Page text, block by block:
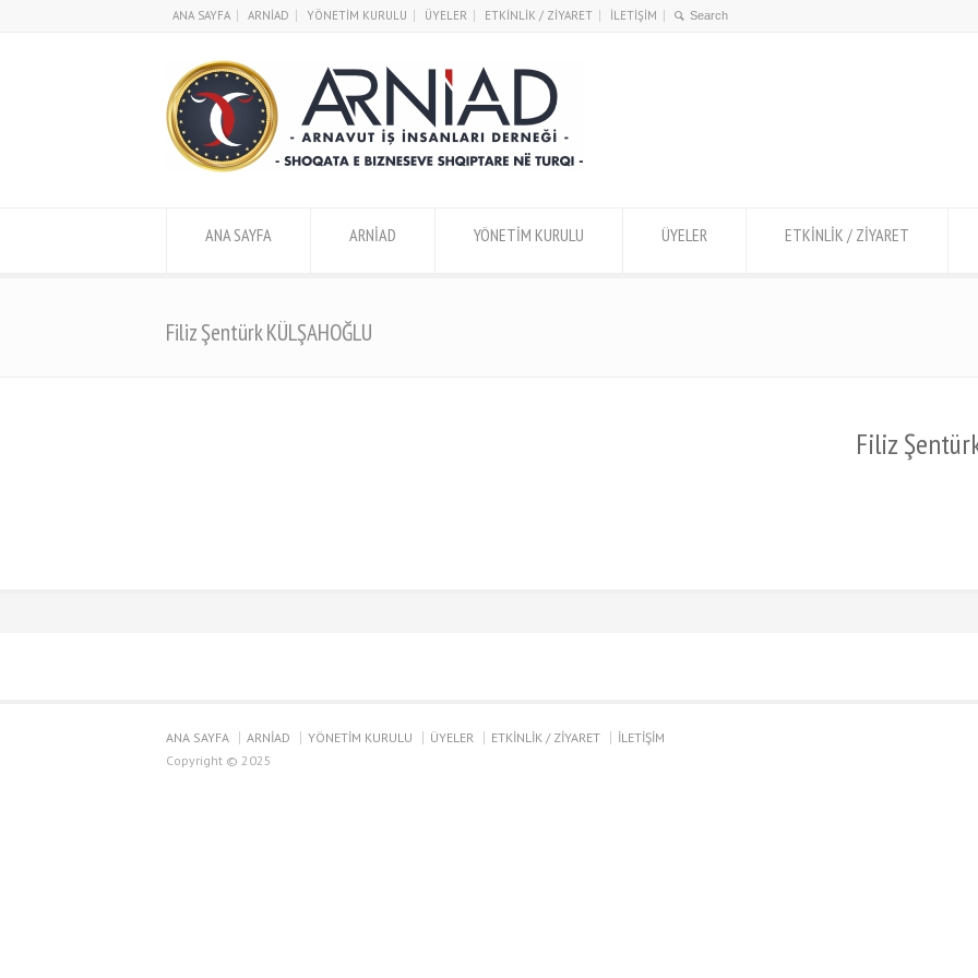
ANA SAYFA ARNİAD YÖNETİM KURULU ÜYELER ETKİNLİK / ZİYARET İLETİŞİM
ANA SAYFA ARNİAD YÖNETİM KURULU ÜYELER ETKİNLİK / ZİYARET
Filiz Şentürk KÜLŞAHOĞLU
Filiz
ANA SAYFA ARNİAD YÖNETİM KURULU ÜYELER ETKİNLİK / ZİYARET
İLETİŞİM
Copyright © 2025